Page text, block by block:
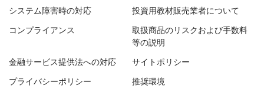
システム障害時の対応 投資用教材販売業者について
コンプライアンス
取扱商品のリスクおよび手数料
等の説明
金融サービス提供法への対応 サイトポリシー
プライバシーポリシー 推奨環境